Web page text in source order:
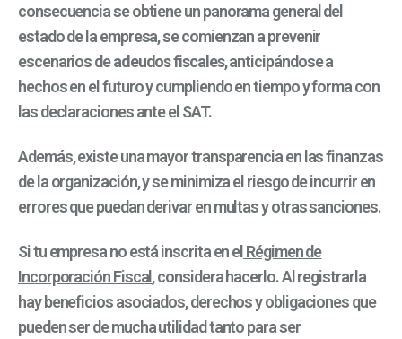
consecuencia se obtiene un panorama general del
estado de la empresa, se comienzan a prevenir
escenarios deadeudos fiscales, anticipándose a
hechos en el futuro y cumpliendo en tiempo y forma con
las declaraciones ante el SAT.
Además, existe una mayor transparencia en las finanzas
de la organización, y se minimiza el riesgo de incurrir en
errores que puedan derivar en multas y otras sanciones.
Si tu empresa no está inscrita en el Régimen de
Incorporación Fiscal, considera hacerlo. Al registrarla
hay beneficios asociados, derechos y obligaciones que
pueden ser de mucha utilidad tanto para ser